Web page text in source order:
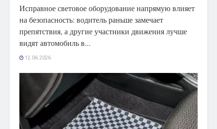
Исправное световое оборудование напрямую влияет
на безопасность: водитель раньше замечает
препятствия, а другие участники движения лучше
видят автомобиль в...
12.06.2026